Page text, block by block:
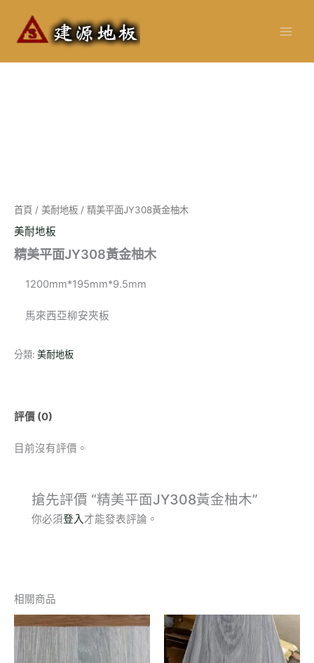
首頁 / 美耐地板 / 精美平面JY308黃金柚木
美耐地板
精美平面JY308黃金柚木
1200mm*195mm*9.5mm
馬來西亞柳安夾板
分類: 美耐地板
評價 (0)
目前沒有評價。
搶先評價 “精美平面JY308黃金柚木”
你必須登入才能發表評論。
相關商品